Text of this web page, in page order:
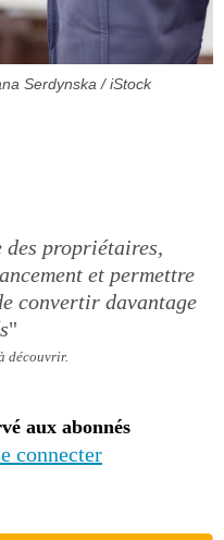
Serdynska / iStock
propriétaires,
et permettre
convertir davantage
"
découvrir.
aux abonnés
connecter